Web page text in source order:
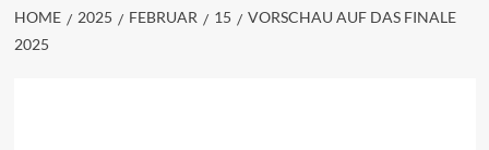
HOME 2025 FEBRUAR 15
VORSCHAU AUF DAS FINALE
2025